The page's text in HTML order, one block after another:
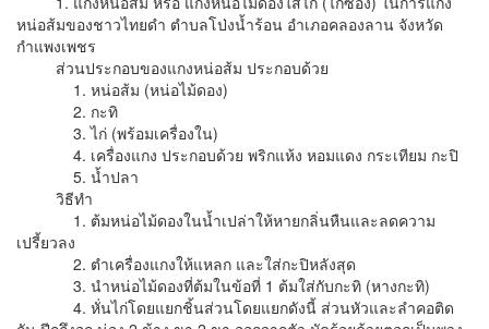
หน่อส้มของชาวไทยดำ ตำบลโป่งน้ำร้อน อำเภอคลองลาน จังหวัด
กำแพงเพชร
ส่วนประกอบของแกงหน่อส้ม ประกอบด้วย
1. หน่อส้ม (หน่อไม้ดอง)
2. กะทิ
3. ไก่ (พร้อมเครื่องใน)
4. เครื่องแกง ประกอบด้วย พริกแห้ง หอมแดง กระเทียม กะปิ
5. น้ำปลา
วิธีทำ
1. ต้มหน่อไม้ดองในน้ำเปล่าให้หายกลิ่นหืนและลดความ
เปรี้ยวลง
2. ตำเครื่องแกงให้แหลก และใส่กะปิหลังสุด
3. นำหน่อไม้ดองที่ต้มในข้อที่ 1 ต้มใส่กับกะทิ (หางกะทิ)
4. หั่นไก่โดยแยกชิ้นส่วนโดยแยกดังนี้ ส่วนหัวและลำคอติด